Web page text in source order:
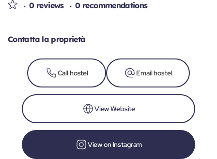
0 reviews 0 recommendations
Contatta la proprietà
Call hostel Email hostel
View Website
View on Instagram